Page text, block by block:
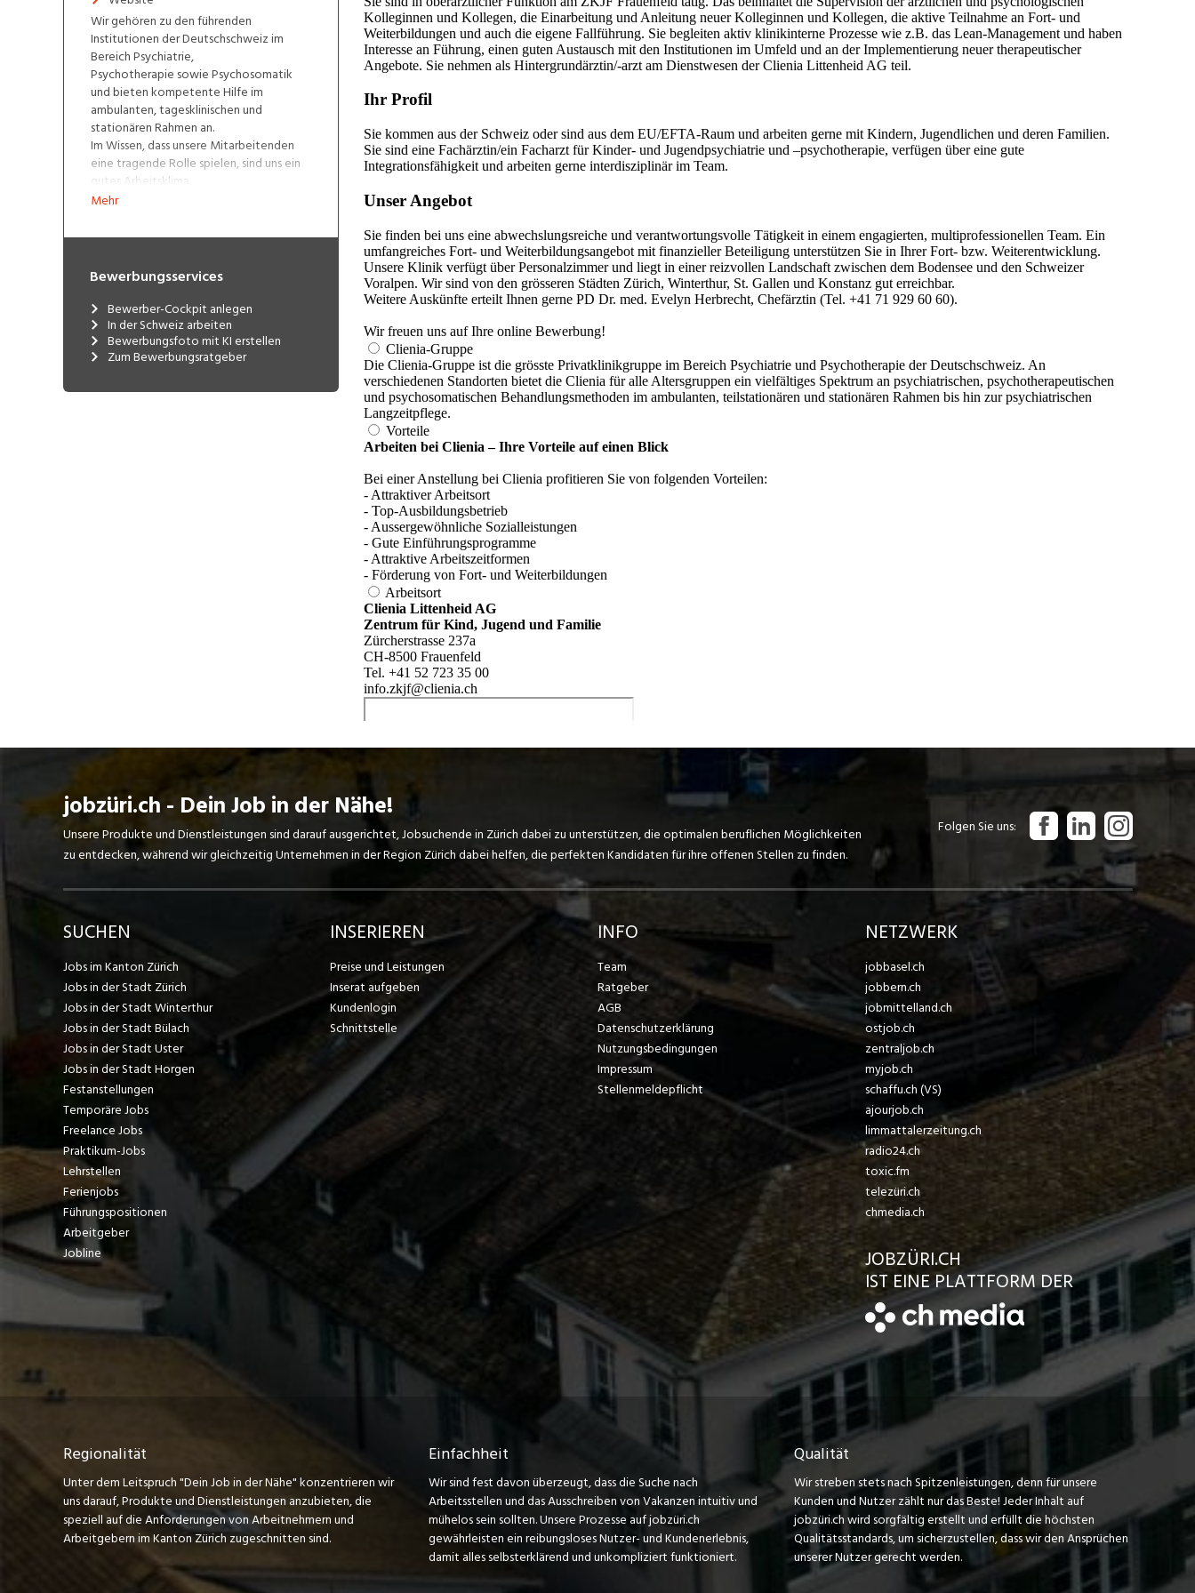
Wir gehören zu den führenden
Institutionen der Deutschschweiz im
Bereich Psychiatrie,
Psychotherapie sowie Psychosomatik
und bieten kompetente Hilfe im
ambulanten, tagesklinischen und
stationären Rahmen an.
Im Wissen, dass unsere Mitarbeitenden
eine tragende Rolle spielen, sind uns ein
gutes Arbeitsklima,
Entwicklungsmöglichkeiten,
Arbeitsmodelle sowie attraktive Aus-
wichtig. Wir sind Ausbildungsklinik für
Assistenzärzte (A1-Kliniken), dipl.
Pflegefachpersonen HF, Fachangestellte
Gesundheit (FAGE), Lehrlinge und
Praktikanten diverser Berufe und weisen
eine enge universitäre Anbindug auf.
Mehr
Bewerbungsservices
Bewerber-Cockpit anlegen
In der Schweiz arbeiten
Bewerbungsfoto mit KI erstellen
Zum Bewerbungsratgeber
jobzüri.ch - Dein Job in der Nähe!
Unsere Produkte und Dienstleistungen sind darauf ausgerichtet, Jobsuchende in Zürich dabei zu unterstützen, die optimalen beruflichen Möglichkeiten
zu entdecken, während wir gleichzeitig Unternehmen in der Region Zürich dabei helfen, die perfekten Kandidaten für ihre offenen Stellen zu finden.
Folgen Sie uns
SUCHEN
Jobs im Kanton Zürich
Jobs in der Stadt Zürich
Jobs in der Stadt Winterthur
Jobs in der Stadt Bülach
Jobs in der Stadt Uster
Jobs in der Stadt Horgen
Festanstellungen
Temporäre Jobs
Freelance Jobs
Praktikum-Jobs
Lehrstellen
Ferienjobs
Führungspositionen
Arbeitgeber
Jobline
INSERIEREN
Preise und Leistungen
Inserat aufgeben
Kundenlogin
Schnittstelle
INFO
Team
Ratgeber
AGB
Datenschutzerklärung
Nutzungsbedingungen
Impressum
Stellenmeldepflicht
NETZWERK
jobbasel.ch
jobbern.ch
jobmittelland.ch
ostjob.ch
zentraljob.ch
myjob.ch
schaffu.ch (VS)
ajourjob.ch
limmattalerzeitung.ch
radio24.ch
toxic.fm
telezüri.ch
chmedia.ch
JOBZÜRI.CH
IST EINE PLATTFORM DER
Regionalität
Unter dem Leitspruch "Dein Job in der Nähe" konzentrieren wir
uns darauf, Produkte und Dienstleistungen anzubieten, die
speziell auf die Anforderungen von Arbeitnehmern und
Arbeitgebern im Kanton Zürich zugeschnitten sind.
Einfachheit
Wir sind fest davon überzeugt, dass die Suche nach
Arbeitsstellen und das Ausschreiben von Vakanzen intuitiv und
mühelos sein sollten. Unsere Prozesse auf jobzüri.ch
gewährleisten ein reibungsloses Nutzer- und Kundenerlebnis,
damit alles selbsterklärend und unkompliziert funktioniert.
Qualität
Wir streben stets nach Spitzenleistungen, denn für unsere
Kunden und Nutzer zählt nur das Beste! Jeder Inhalt auf
jobzüri.ch wird sorgfältig erstellt und erfüllt die höchsten
Qualitätsstandards, um sicherzustellen, dass wir den Ansprüchen
unserer Nutzer gerecht werden.